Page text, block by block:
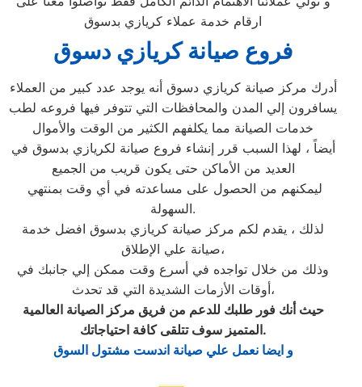
ارقام خدمة عملاء كريازي بدسوق
فروع صيانة كريازي دسوق
أدرك مركز صيانة كريازي دسوق أنه يوجد عدد كبير من العملاء
يسافرون إلي المدن والمحافظات التي تتوفر فيها فروعه لطب
خدمات الصيانة مما يكلفهم الكثير من الوقت والأموال
أيضاً ، لهذا السبب قرر إنشاء فروع صيانة لكريازي بدسوق في
العديد من الأماكن حتى يكون قريب من الجميع
السهولة.
لذلك ، يقدم لكم مركز صيانة كريازي بدسوق افضل خدمة
صيانة علي الإطلاق،
وذلك من خلال تواجده في أسرع وقت ممكن إلي جانبك في
أوقات الأزمات الشديدة التي قد تحدث،
حيث أنك فور طلبك للدعم من فريق مركز الصيانة العالمية
المتميز سوف تتلقى كافة احتياجاتك.
و ايضا نعمل علي صيانة اندست مشتول السوق